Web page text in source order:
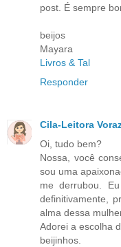
post. É sempre
beijos
Mayara
Livros & Tal
Responder
Cila-Leitora
Oi, tudo bem?
Nossa, você
sou uma
me derrubou.
definitivamente,
alma dessa
Adorei a escolha
beijinhos.